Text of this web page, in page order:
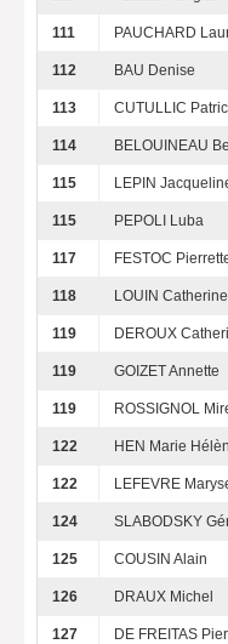
111 PAUCHARD
112 BAU Denise
113 CUTULLIC
114 BELOUINEAU
115 LEPIN
115 PEPOLI Luba
117 FESTOC
118 LOUIN Catherine
119 DEROUX
119 GOIZET Annette
119 ROSSIGNOL
122 HEN Marie
122 LEFEVRE
124 SLABODSKY
125 COUSIN Alain
126 DRAUX Michel
127 DE FREITAS